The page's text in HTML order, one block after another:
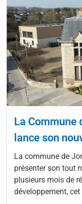
La Commune
lance son
La commune de
présenter son tout
plusieurs mois de
développement,